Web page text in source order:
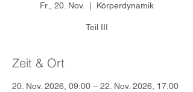
Fr., 20. Nov. Körperdynamik
Teil III
Zeit & Ort
20. Nov. 2026, 09:00 – 22. Nov. 2026, 17:00